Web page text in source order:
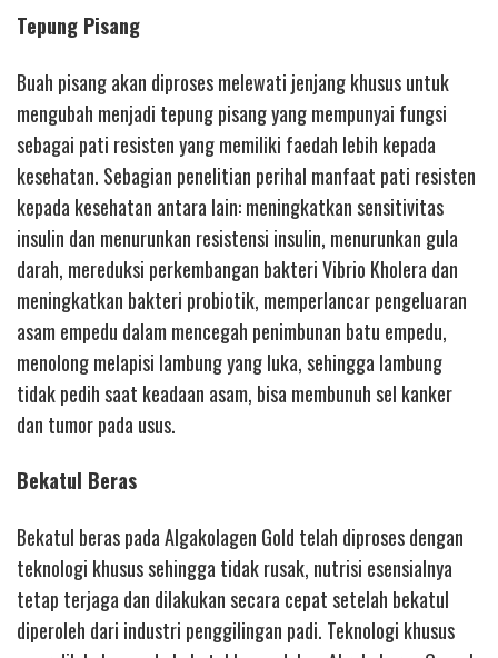
Tepung Pisang
Buah pisang akan diproses melewati jenjang khusus untuk
mengubah menjadi tepung pisang yang mempunyai fungsi
sebagai pati resisten yang memiliki faedah lebih kepada
kesehatan. Sebagian penelitian perihal manfaat pati resisten
kepada kesehatan antara lain: meningkatkan sensitivitas
insulin dan menurunkan resistensi insulin, menurunkan gula
darah, mereduksi perkembangan bakteri Vibrio Kholera dan
meningkatkan bakteri probiotik, memperlancar pengeluaran
asam empedu dalam mencegah penimbunan batu empedu,
menolong melapisi lambung yang luka, sehingga lambung
tidak pedih saat keadaan asam, bisa membunuh sel kanker
dan tumor pada usus.
Bekatul Beras
Bekatul beras pada Algakolagen Gold telah diproses dengan
teknologi khusus sehingga tidak rusak, nutrisi esensialnya
tetap terjaga dan dilakukan secara cepat setelah bekatul
diperoleh dari industri penggilingan padi. Teknologi khusus